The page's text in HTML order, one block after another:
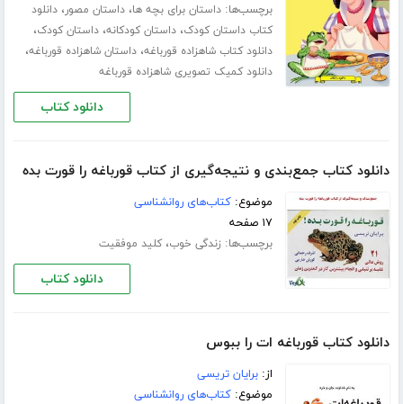
برچسب‌ها:داستان برای بچه ها،داستان مصور،دانلود
کتاب داستان کودک،داستان کودکانه،داستان کودک،
دانلود کتاب شاهزاده قورباغه،داستان شاهزاده قورباغه،
دانلود کمیک تصویری شاهزاده قورباغه
دانلود کتاب
دانلود کتاب جمع‌بندی و نتیجه‌گیری از کتاب قورباغه را قورت بده
موضوع:کتاب‌های روانشناسی
۱۷ صفحه
برچسب‌ها: زندگی خوب،کلید موفقیت
دانلود کتاب
دانلود کتاب قورباغه ات را ببوس
از:برایان تریسی
موضوع:کتاب‌های روانشناسی